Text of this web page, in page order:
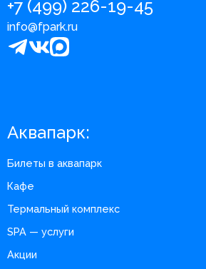
+7 (499) 226-19-45
info@fpark.ru
Аквапарк:
Билеты в аквапарк
Кафе
Термальный комплекс
SPA — услуги
Акции